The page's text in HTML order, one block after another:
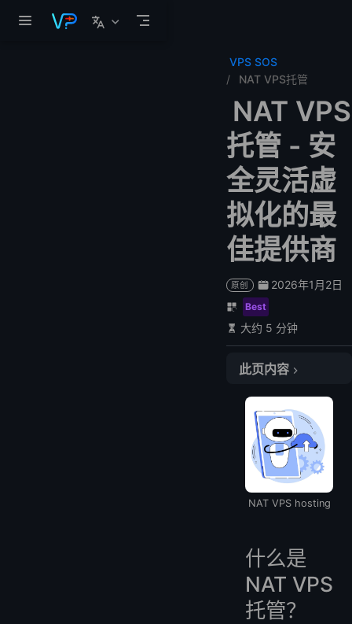
跳至主要內容
VPS SOS
NAT VPS托管
NAT VPS
托管 - 安
全灵活虚
拟化的最
佳提供商
原创 2026年1月2日
Best
大约 5 分钟
此页内容
什么是NAT VPS托管？
1. LightNode
2. HostHatch
3. VPSServer
常见问题（FAQ）
NAT VPS hosting
什么是
NAT VPS
托管？